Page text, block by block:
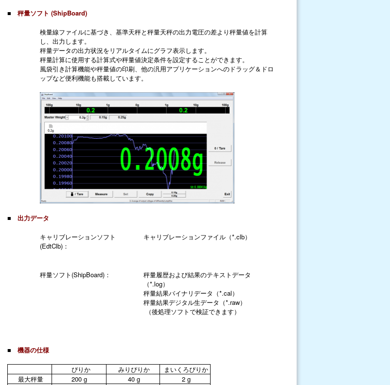
■ 秤量ソフト (ShipBoard)
検量線ファイルに基づき、基準天秤と秤量天秤の出力電圧の差より秤量値を計算
し、出力します。
秤量データの出力状況をリアルタイムにグラフ表示します。
秤量計算に使用する計算式や秤量値決定条件を設定することができます。
風袋引き計算機能や秤量値の印刷、他の汎用アプリケーションへのドラッグ＆ドロ
ップなど便利機能も搭載しています。
■ 出力データ
キャリブレーションソフト
(EdtClb)：
キャリブレーションファイル（*.clb）
秤量ソフト(ShipBoard)：
秤量履歴および結果のテキストデータ
（*.log）
秤量結果バイナリデータ（*.cal）
秤量結果デジタル生データ（*.raw）
（後処理ソフトで検証できます）
■ 機器の仕様
ぴりか みりぴりか
まいくろぴりか
最大秤量
200 g 40 g
2 g